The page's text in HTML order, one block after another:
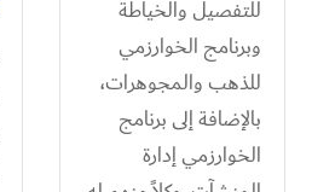
للتفصيل والخياطة
وبرنامج الخوارزمي
للذهب والمجوهرات،
بالإضافة إلى برنامج
الخوارزمي إدارة